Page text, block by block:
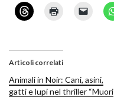
Articoli correlati
Animali in Noir: Cani, asini,
gatti e lupi nel thriller “Muori